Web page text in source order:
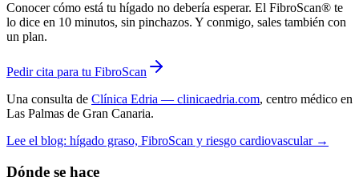
Conocer cómo está tu hígado no debería esperar. El FibroScan® te
lo dice en 10 minutos, sin pinchazos. Y conmigo, sales también con
un plan.
Pedir cita para tu FibroScan
Una consulta de Clínica Edria — clinicaedria.com, centro médico en
Las Palmas de Gran Canaria.
Lee el blog: hígado graso, FibroScan y riesgo cardiovascular →
Dónde se hace